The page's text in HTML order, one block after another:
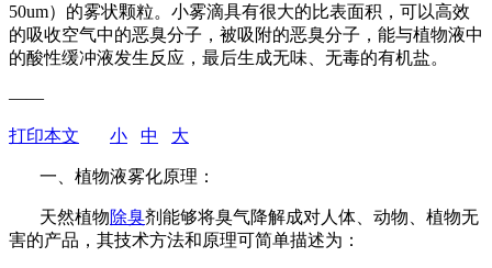
50um）的雾状颗粒。小雾滴具有很大的比表面积，可以高效
的吸收空气中的恶臭分子，被吸附的恶臭分子，能与植物液中
的酸性缓冲液发生反应，最后生成无味、无毒的有机盐。
——
打印本文 小 中 大
一、植物液雾化原理：
天然植物除臭剂能够将臭气降解成对人体、动物、植物无
害的产品，其技术方法和原理可简单描述为：